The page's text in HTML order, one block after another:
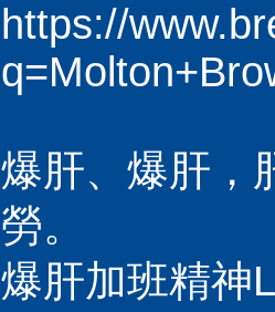
https://
爆肝、爆肝，
勞。
爆肝加班精神